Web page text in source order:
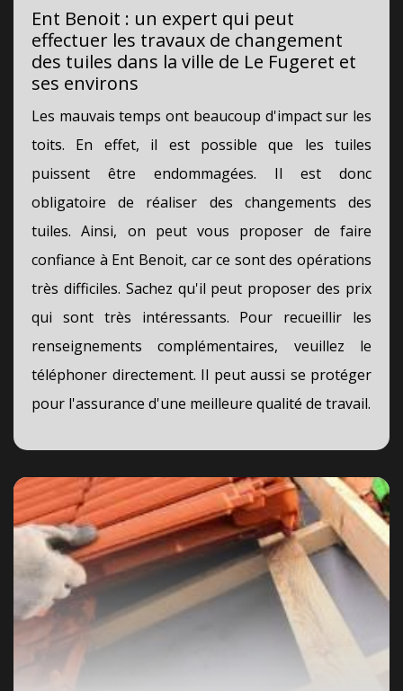
Ent Benoit : un expert qui peut
effectuer les travaux de changement
des tuiles dans la ville de Le Fugeret et
ses environs
Les mauvais temps ont beaucoup d'impact sur les
toits. En effet, il est possible que les tuiles
puissent être endommagées. Il est donc
obligatoire de réaliser des changements des
tuiles. Ainsi, on peut vous proposer de faire
confiance à Ent Benoit, car ce sont des opérations
très difficiles. Sachez qu'il peut proposer des prix
qui sont très intéressants. Pour recueillir les
renseignements complémentaires, veuillez le
téléphoner directement. Il peut aussi se protéger
pour l'assurance d'une meilleure qualité de travail.